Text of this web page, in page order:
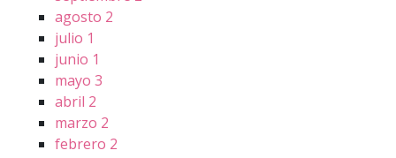
agosto 2
julio 1
junio 1
mayo 3
abril 2
marzo 2
febrero 2